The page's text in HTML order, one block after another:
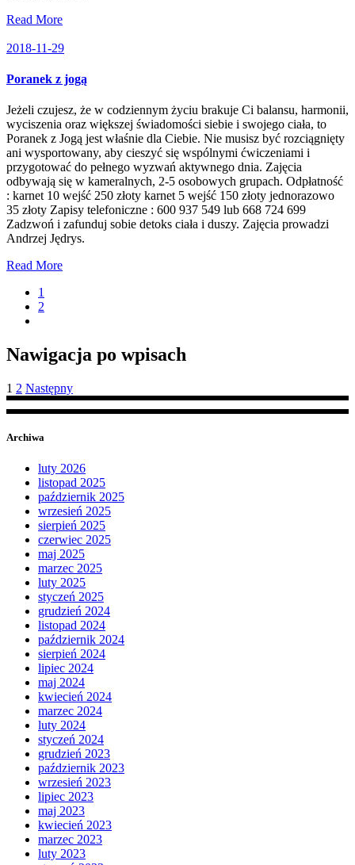
Read More
2018-11-29
Poranek z jogą
Jeżeli czujesz, że w codziennym życiu brakuje Ci balansu, harmonii,
wyciszenia oraz większej świadomości siebie i swojego ciała, to
Poranek z Jogą jest właśnie dla Ciebie. Nie musisz być rozciągnięty
ani wysportowany, aby cieszyć się wspólnymi ćwiczeniami i
przygotować do pełnego wyzwań aktywnego dnia. Zajęcia
odbywają się w kameralnych, 2-5 osobowych grupach. Odpłatność
: karnet 10 wejść 250 złoty karnet 5 wejść 150 złoty jednorazowo
35 złoty Zapisy telefoniczne : 600 937 549 lub 668 724 699
Zadzwoń i zafunduj sobie detoks ciała i duszy. Zajęcia prowadzi
Andrzej Jędrys.
Read More
1
2
Nawigacja po wpisach
1 2 Następny
Archiwa
luty 2026
listopad 2025
październik 2025
wrzesień 2025
sierpień 2025
czerwiec 2025
maj 2025
marzec 2025
luty 2025
styczeń 2025
grudzień 2024
listopad 2024
październik 2024
sierpień 2024
lipiec 2024
maj 2024
kwiecień 2024
marzec 2024
luty 2024
styczeń 2024
grudzień 2023
październik 2023
wrzesień 2023
lipiec 2023
maj 2023
kwiecień 2023
marzec 2023
luty 2023